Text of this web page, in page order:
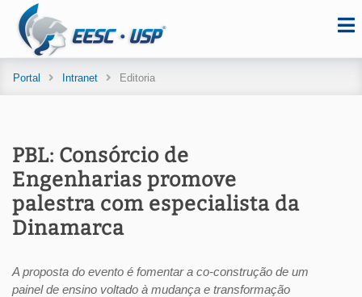
Portal Intranet Editoria
PBL: Consórcio de
Engenharias promove
palestra com especialista da
Dinamarca
A proposta do evento é fomentar a co-construção de um
painel de ensino voltado à mudança e transformação